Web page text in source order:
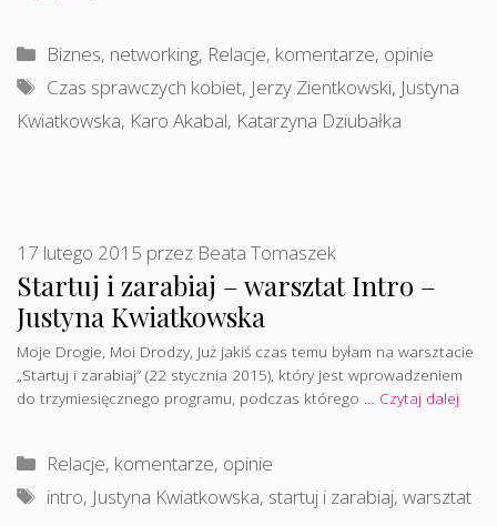
Kategorie
Biznes, networking, Relacje, komentarze, opinie
Tagi
Czas sprawczych kobiet, Jerzy Zientkowski, Justyna
Kwiatkowska, Karo Akabal, Katarzyna Dziubałka
Startuj i zarabiaj – warsztat Intro –
Justyna Kwiatkowska
17 lutego 2015 przez Beata Tomaszek
Moje Drogie, Moi Drodzy, Już jakiś czas temu byłam na warsztacie
„Startuj i zarabiaj” (22 stycznia 2015), który jest wprowadzeniem
do trzymiesięcznego programu, podczas którego … Czytaj dalej
Kategorie
Relacje, komentarze, opinie
Tagi
intro, Justyna Kwiatkowska, startuj i zarabiaj,warsztat